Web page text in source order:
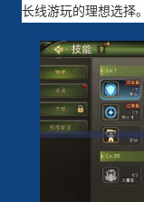
长线游玩的理想选择。